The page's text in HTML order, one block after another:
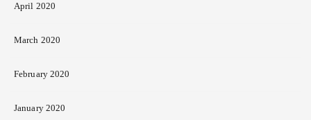
April 2020
March 2020
February 2020
January 2020